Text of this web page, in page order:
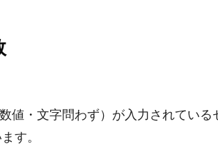
値・文字問わず）が入力されている
す。